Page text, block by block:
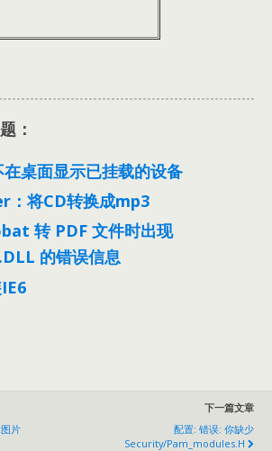
：
桌面显示已挂载的设备
：将CD转换成mp3
转 PDF 文件时出现
的错误信息
片
下一篇文章
配置: 错误: 你缺少
Security/pam_modules.h